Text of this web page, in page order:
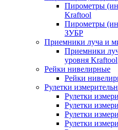
Пирометры
Kraftool
Пирометры
ЗУБР
Приемники луча и
Приемники
уровня Kraftool
Рейки нивелирные
Рейки
Рулетки
Рулетки
Рулетки
Рулетки
Рулетки